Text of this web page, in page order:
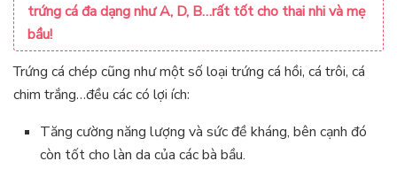
trứng cá đa dạng như A, D, B…rất tốt cho thai nhi và mẹ
bầu!
Trứng cá chép cũng như một số loại trứng cá hồi, cá trôi, cá
chim trắng…đều các có lợi ích:
Tăng cường năng lượng và sức đề kháng, bên cạnh đó
còn tốt cho làn da của các bà bầu.